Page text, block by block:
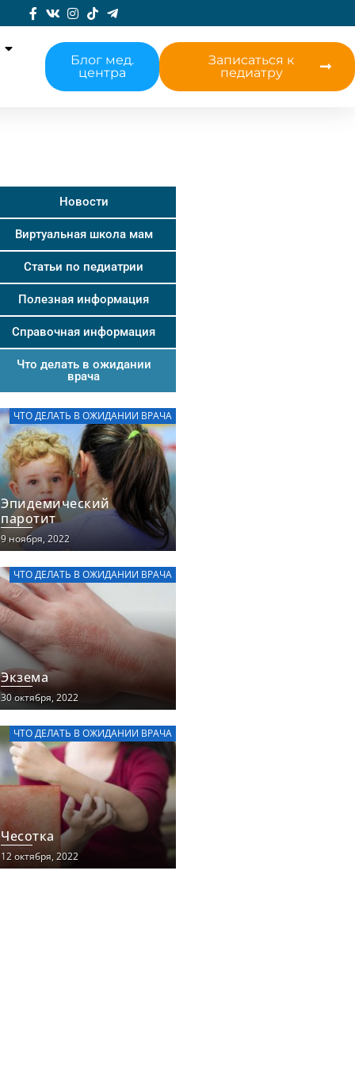
Блог мед.
центра
Записаться к
педиатру
Новости
Виртуальная школа мам
Статьи по педиатрии
Полезная информация
Справочная информация
Что делать в ожидании
врача
ЧТО ДЕЛАТЬ В ОЖИДАНИИ ВРАЧА
Эпидемический
паротит
9 ноября, 2022
ЧТО ДЕЛАТЬ В ОЖИДАНИИ ВРАЧА
Экзема
30 октября, 2022
ЧТО ДЕЛАТЬ В ОЖИДАНИИ ВРАЧА
Чесотка
12 октября, 2022